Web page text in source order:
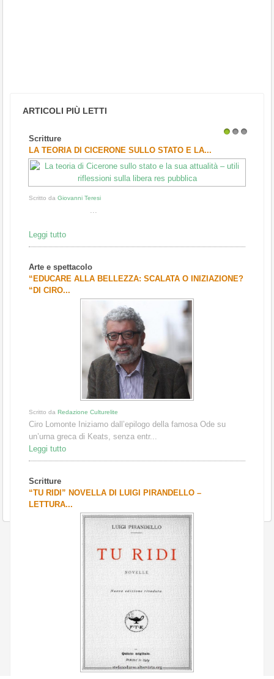
ARTICOLI PIÙ LETTI
Scritture
LA TEORIA DI CICERONE SULLO STATO E LA...
Scritto da Giovanni Teresi
Leggi tutto
Arte e spettacolo
“EDUCARE ALLA BELLEZZA: SCALATA O INIZIAZIONE?
“DI CIRO...
Scritto da Redazione Culturelite
Ciro Lomonte Iniziamo dall’epilogo della famosa Ode su
un’urna greca di Keats, senza entr...
Leggi tutto
Scritture
“TU RIDI” NOVELLA DI LUIGI PIRANDELLO –
LETTURA...